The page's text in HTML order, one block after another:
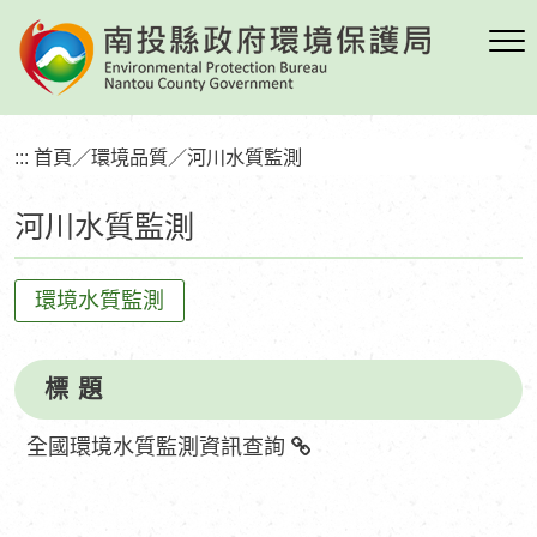
到
要
區
塊河川水質監測
::: 首頁 ／環境品質／河川水質監測
環境水質監測
標 題
全國環境水質監測資訊查詢